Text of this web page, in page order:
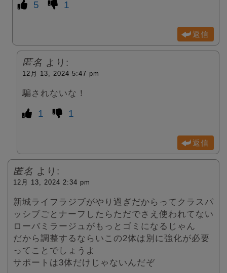
5 1
返信
匿名 より:
12月 13, 2024 5:47 pm
騙されないな！
1 1
返信
匿名 より:
12月 13, 2024 2:34 pm
新城ライフラジブがやり過ぎだからってクラスパ
ッシブごとナーフしたらただでさえ使われてない
ローバミラージュがもっとゴミになるじゃん
だから調整するならいこの2体は別に強化が必要
ってことでしょうよ
サポートは3体だけじゃないんだぞ